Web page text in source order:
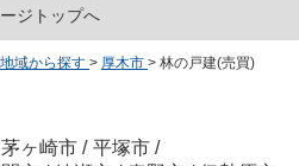
ジトップへ
域から探す > 厚木市 > 林の戸建(売買)
茅ヶ崎市 / 平塚市 /